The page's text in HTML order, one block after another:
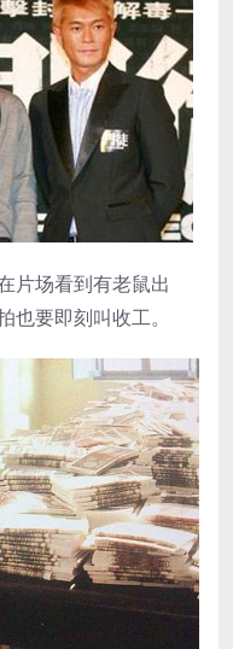
片场看到有老鼠出
要即刻叫收工。